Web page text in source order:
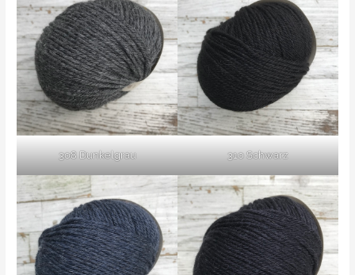
308 Dunkelgrau 310 Schwarz